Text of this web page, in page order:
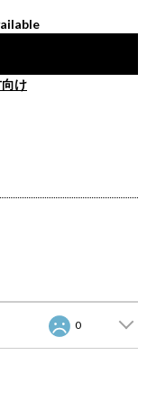
け
0